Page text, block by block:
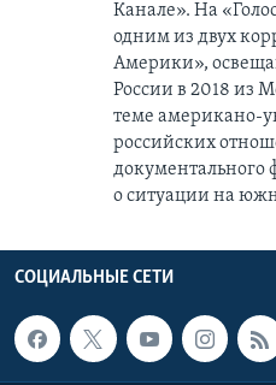
Канале». На
одним из двух
Америки»,
России в 2018 из
теме американо-
российских
документального
о ситуации на
СОЦИАЛЬНЫЕ СЕТИ